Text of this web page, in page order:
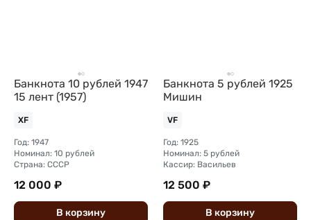
Банкнота 10 рублей 1947
15 лент (1957)
XF
Год: 1947
Номинал: 10 рублей
Страна: СССР
12 000 ₽
В корзину
Банкнота 5 рублей 1925
Мишин
VF
Год: 1925
Номинал: 5 рублей
Кассир: Васильев
12 500 ₽
В корзину